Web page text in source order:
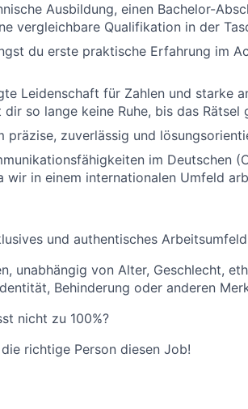
Ausbildung, einen Bachelor-
vergleichbare Qualifikation in der
du erste praktische Erfahrung im
Leidenschaft für Zahlen und starke
so lange keine Ruhe, bis das Rätsel
präzise, zuverlässig und
im Deutschen
wir in einem internationalen Umfeld
und authentisches
unabhängig von Alter, Geschlecht,
Behinderung oder anderen
nicht zu 100%?
richtige Person diesen Job!